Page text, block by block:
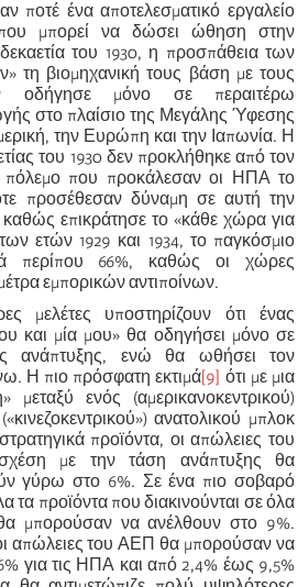
ποτέ ένα αποτελεσματικό εργαλείο
που μπορεί να δώσει ώθηση στην
του 1930, η προσπάθεια των
τη βιομηχανική τους βάση με τους
οδήγησε μόνο σε περαιτέρω
στο πλαίσιο της Μεγάλης Ύφεσης
την Ευρώπη και την Ιαπωνία. Η
του 1930 δεν προκλήθηκε από τον
πόλεμο που προκάλεσαν οι ΗΠΑ το
προσέθεσαν δύναμη σε αυτή την
επικράτησε το «κάθε χώρα για
ετών 1929 και 1934, το παγκόσμιο
περίπου 66%, καθώς οι χώρες
εμπορικών αντιποίνων.
μελέτες υποστηρίζουν ότι ένας
και μία μου» θα οδηγήσει μόνο σε
ανάπτυξης, ενώ θα ωθήσει τον
Η πιο πρόσφατη εκτιμά[9] ότι με μια
μεταξύ ενός (αμερικανοκεντρικού)
ανατολικού μπλοκ
προϊόντα, οι απώλειες του
με την τάση ανάπτυξης θα
γύρω στο 6%. Σε ένα πιο σοβαρό
τα προϊόντα που διακινούνται σε όλα
μπορούσαν να ανέλθουν στο 9%.
απώλειες του ΑΕΠ θα μπορούσαν να
για τις ΗΠΑ και από 2,4% έως 9,5%